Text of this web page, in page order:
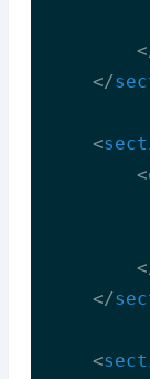
</
<
<
</
<